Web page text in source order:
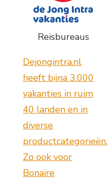
Reisbureaus
Dejongintra.nl
heeft bijna 3.000
vakanties in ruim
40 landen en in
diverse
productcategorieën.
Zo ook voor
Bonaire